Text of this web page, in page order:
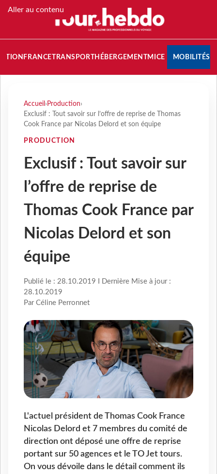
Aller au contenu
FRANCETRANSPORT HÉBERGEMENTMICE MOBILITÉS
Accueil › Production›
Exclusif : Tout savoir sur l’offre de reprise de Thomas
Cook France par Nicolas Delord et son équipe
PRODUCTION
Exclusif : Tout savoir sur
l’offre de reprise de
Thomas Cook France par
Nicolas Delord et son
équipe
Publié le : 28.10.2019 I Dernière Mise à jour :
28.10.2019
Par Céline Perronnet
L'actuel président de Thomas Cook France
Nicolas Delord et 7 membres du comité de
direction ont déposé une offre de reprise
portant sur 50 agences et le TO Jet tours.
On vous dévoile dans le détail comment ils